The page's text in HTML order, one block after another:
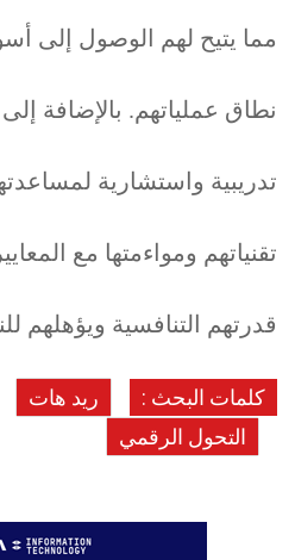
مما يتيح لهم الوصول إلى
نطاق عملياتهم. بالإضافة
تدريبية واستشارية
تقنياتهم ومواءمتها مع
قدرتهم التنافسية ويؤهلهم
كلمات البحث : ريد هات
التحول الرقمي